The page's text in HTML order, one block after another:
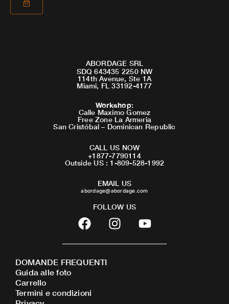
ABORDAGE SRL
SDQ 643435 2250 NW
114th Avenue, Ste 1A
Miami, FL 33192-4177
Workshop:
Calle Maximo Gomez
Free Zone La Armeria
San Cristóbal – Dominican Republic
CALL US NOW
+1877-7790114
Outside US : 1-809-528-1992
EMAIL US
abordage@abordage.com
FOLLOW US
F
a
c
b
o
I
n
s
Y
o
u
DOMANDE FREQUENTI
Guida alle foto
Carrello
Termini e condizioni